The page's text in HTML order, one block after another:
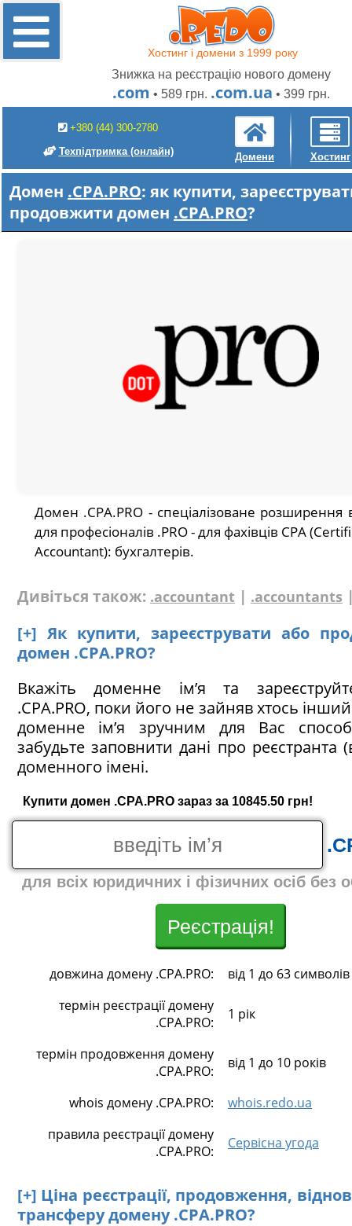
Хостинг і домени з 1999 року
Знижка на реєстрацію нового домену
.com • 589 грн. .com.ua • 399 грн.
+380 (44) 300-2780
Техпідтримка (онлайн) Домени Хостинг
Домен .CPA.PRO: як купити,
продовжити домен .CPA.PRO?
Домен .CPA.PRO - спеціалізоване розширення
для професіоналів .PRO - для фахівців CPA
Accountant): бухгалтерів.
Дивіться також: .accountant | .accountants
[+] Як купити, зареєструвати або
домен .CPA.PRO?
Вкажіть доменне ім’я та
.CPA.PRO, поки його не зайняв хтось
доменне ім’я зручним для Вас
забудьте заповнити дані про реєстранта
доменного імені.
Купити домен .CPA.PRO зараз за 10845.50 грн!
для всіх юридичних і фізичних осіб без
Реєстрація!
довжина домену .CPA.PRO:
від 1 до 63 символів
термін реєстрації домену
.CPA.PRO:
1 рік
термін продовження домену
.CPA.PRO:
від 1 до 10 років
whois домену .CPA.PRO:
whois.redo.ua
правила реєстрації домену
.CPA.PRO:
Сервісна угода
[+] Ціна реєстрації, продовження,
трансферу домену .CPA.PRO?